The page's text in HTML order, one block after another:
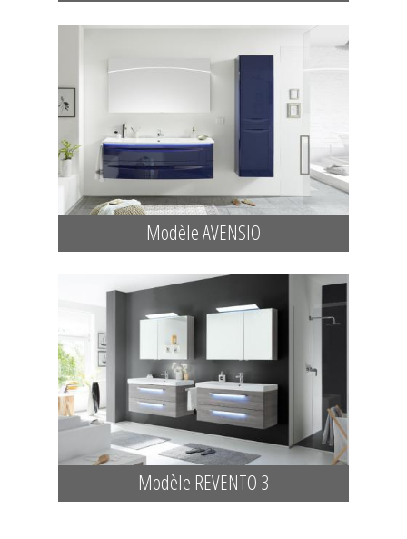
Modèle AVENSIO
Modèle REVENTO 3